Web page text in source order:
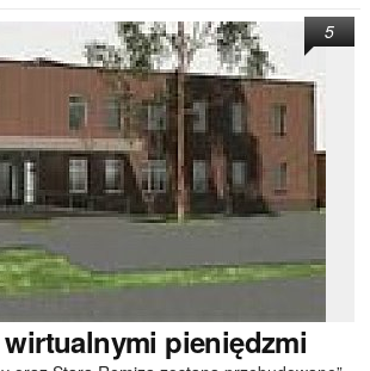
pieniędzmi
5